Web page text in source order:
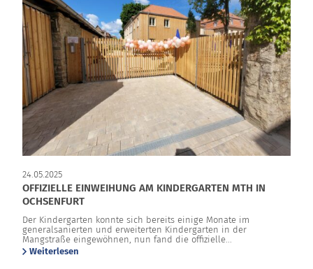
24.05.2025
OFFIZIELLE EINWEIHUNG AM KINDERGARTEN MTH IN
OCHSENFURT
Der Kindergarten konnte sich bereits einige Monate im
generalsanierten und erweiterten Kindergarten in der
Mangstraße eingewöhnen, nun fand die offizielle...
Weiterlesen